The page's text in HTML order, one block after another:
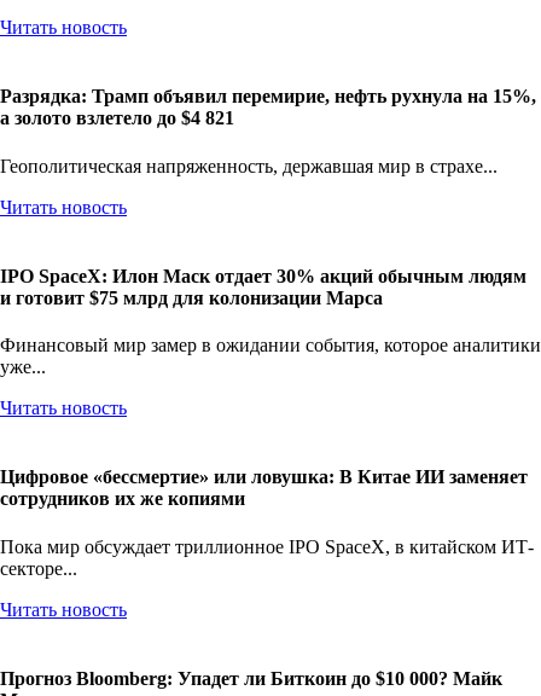
Читать новость
Разрядка: Трамп объявил перемирие, нефть рухнула на 15%,
а золото взлетело до $4 821
Геополитическая напряженность, державшая мир в страхе...
Читать новость
IPO SpaceX: Илон Маск отдает 30% акций обычным людям
и готовит $75 млрд для колонизации Марса
Финансовый мир замер в ожидании события, которое аналитики
уже...
Читать новость
Цифровое «бессмертие» или ловушка: В Китае ИИ заменяет
сотрудников их же копиями
Пока мир обсуждает триллионное IPO SpaceX, в китайском ИТ-
секторе...
Читать новость
Прогноз Bloomberg: Упадет ли Биткоин до $10 000? Майк